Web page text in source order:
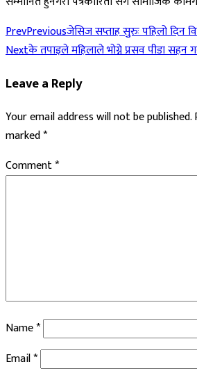
PrevPreviousजेसिज सप्ताह सुुरुः पहिलो दिन
Nextके तपाइले महिलाले भोग्ने प्रसव पीडा सहन
Leave a Reply
Your email address will not be published.
marked*
Comment*
Name*
Email*